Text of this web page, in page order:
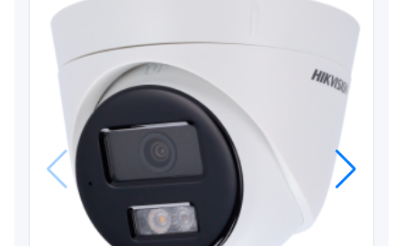
Anterior Próximo